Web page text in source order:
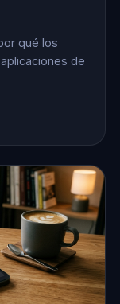
qué los
de